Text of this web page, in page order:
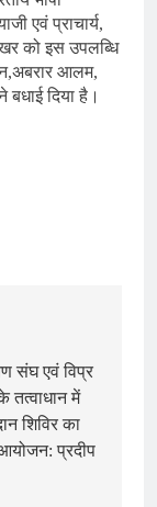
एवं प्राचार्य,
को इस उपलब्धि
आलम,
बधाई दिया है।
संघ एवं विप्र
में
शिविर का
प्रदीप